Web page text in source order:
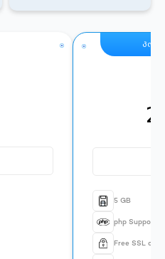
5 GB
php Support
Free SSL